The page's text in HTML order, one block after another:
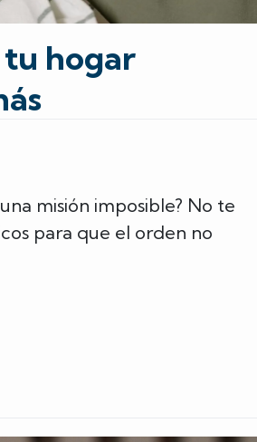
tu hogar
misión imposible? No te
para que el orden no